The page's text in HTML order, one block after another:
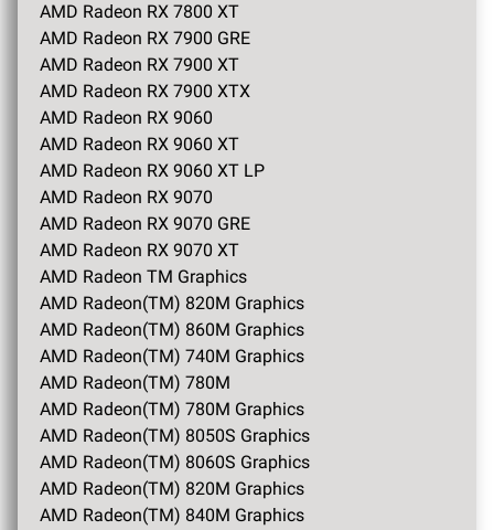
AMD Radeon RX 7800 XT
AMD Radeon RX 7900 GRE
AMD Radeon RX 7900 XT
AMD Radeon RX 7900 XTX
AMD Radeon RX 9060
AMD Radeon RX 9060 XT
AMD Radeon RX 9060 XT LP
AMD Radeon RX 9070
AMD Radeon RX 9070 GRE
AMD Radeon RX 9070 XT
AMD Radeon TM Graphics
AMD Radeon(TM) 820M Graphics
AMD Radeon(TM) 860M Graphics
AMD Radeon(TM) 740M Graphics
AMD Radeon(TM) 780M
AMD Radeon(TM) 780M Graphics
AMD Radeon(TM) 8050S Graphics
AMD Radeon(TM) 8060S Graphics
AMD Radeon(TM) 820M Graphics
AMD Radeon(TM) 840M Graphics